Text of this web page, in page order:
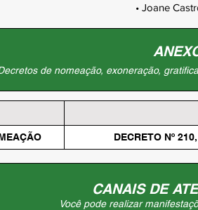
• Joane
de nomeação, exoneração,
DECRETO Nº
CANAIS DE
Você pode realizar